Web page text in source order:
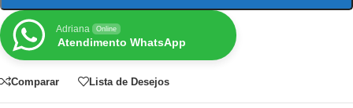
Adriana Online
Atendimento WhatsApp
Comparar Lista de Desejos